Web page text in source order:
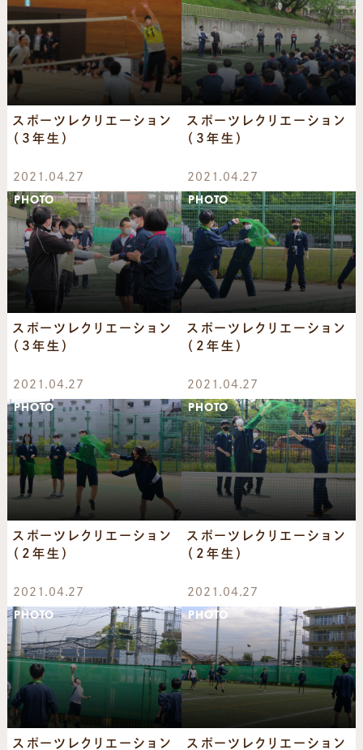
スポーツレクリエーション
（3年生）
2021.04.27
スポーツレクリエーション
（3年生）
2021.04.27
PHOTO
スポーツレクリエーション
（3年生）
2021.04.27
PHOTO
スポーツレクリエーション
（2年生）
2021.04.27
PHOTO
スポーツレクリエーション
（2年生）
2021.04.27
PHOTO
スポーツレクリエーション
（2年生）
2021.04.27
PHOTO
スポーツレクリエーション
PHOTO
スポーツレクリエーション